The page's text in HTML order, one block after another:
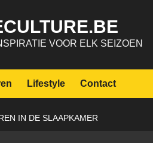
VOOR ELK SEIZOEN
Lifestyle Contact
IN DE SLAAPKAMER